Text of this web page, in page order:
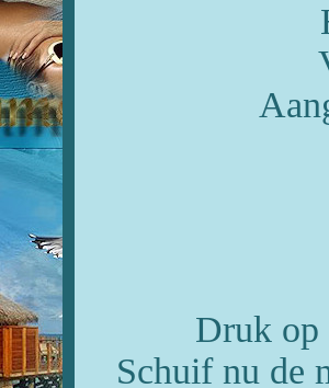
Druk op
Schuif nu de